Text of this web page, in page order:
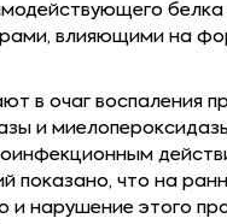
влияющими на
в очаг воспаления
и
показано, что на
нарушение этого